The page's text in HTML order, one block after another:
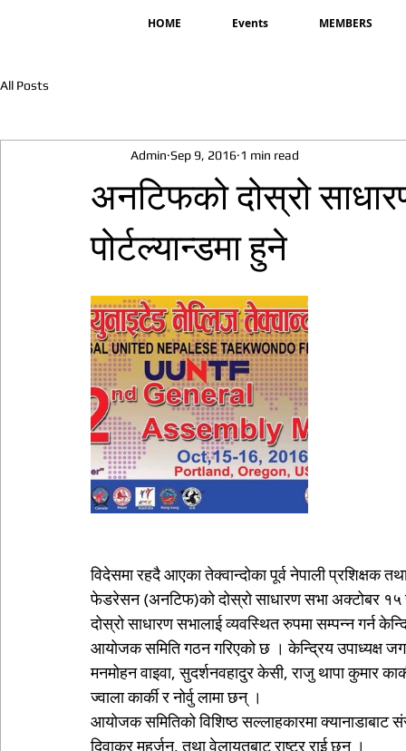
HOME Events MEMBERS
All Posts
अनटिफको दोस्रो
पोर्टल्यान्डमा हुने
Admin Sep 9, 2016 1 min read
विदेसमा रहदै आएका तेक्वान्दोका पूर्व नेपाली प्रशिक्षक
फेडरेसन (अनटिफ)को दोस्रो साधारण सभा अक्टोबर १५
दोस्रो साधारण सभालाई व्यवस्थित रुपमा सम्पन्न गर्न
आयोजक समिति गठन गरिएको छ । केन्द्रिय उपाध्यक्ष
मनमोहन वाइवा, सुदर्शनवहादुर केसी, राजु थापा कुमार
ज्वाला कार्की र नोर्वु लामा छन् ।
आयोजक समितिको विशिष्ठ सल्लाहकारमा क्यानाडाबाट
दिवाकर महर्जन, तथा वेलायतबाट राष्ट्र राई छन् ।